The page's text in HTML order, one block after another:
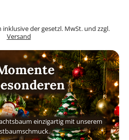
inklusive der gesetzl. MwSt. und zzgl.
Versand
einzigartig mit unserem